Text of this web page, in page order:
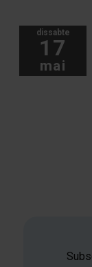
dissabte
17
mai